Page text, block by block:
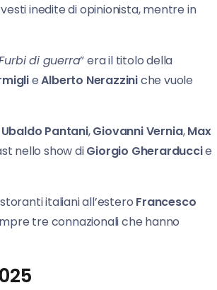
inedite di opinionista, mentre in
di guerra” era il titolo della
eAlberto Nerazziniche vuole
Ubaldo Pantani,GiovanniVernia,Max
nello show diGiorgio Gherarduccie
italiani all’estero Francesco
tre connazionali che hanno